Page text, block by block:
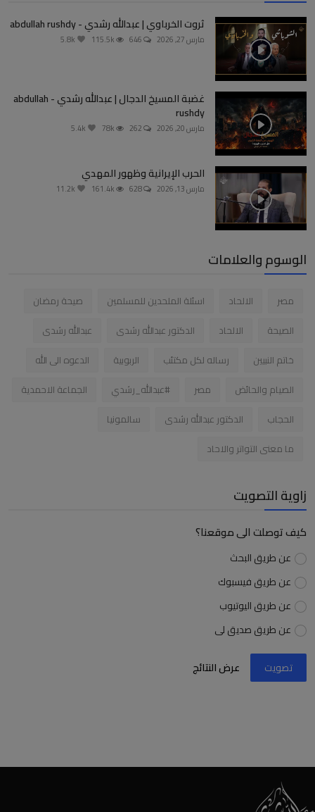
ثروت الخرباوي | عبدالله رشدي - abdullah rushdy
مارس 27, 2026
غضبة المسيخ الدجال | عبدالله رشدي - abdullah
rushdy
مارس 20, 2026
الحرب الإيرانية وظهور المهدي
مارس 13, 2026
الوسوم والعلامات
مصر الالحاد اسئلة الملحدين للمسلمين
صيحة رمضان
الصيحة
الالحاد الدكتور عبدالله رشدى
عبدالله رشدى
خاتم النبيين
رساله لكل مكتئب الربوبية
الدعوه الى الله
الصيام والحائض
مصر #عبدالله_رشدي
الجماعة الاحمدية
الحجاب
الدكتور عبدالله رشدى
سالمونيا
ما معنى التواتر والاحاد
زاوية التصويت
كيف توصلت الى موقعنا؟
عن طريق البحث
عن طريق فيسبوك
عن طريق اليوتيوب
عن طريق صديق لى
تصويت عرض النتائج